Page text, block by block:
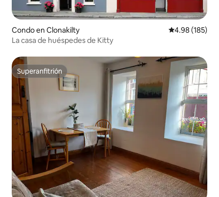
Condo en Clonakilty Calificación
4.98 (185)
La casa de huéspedes de Kitty
Superanfitrión
Superanfitrión